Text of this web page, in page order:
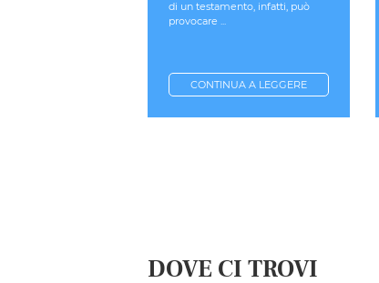
di un testamento, infatti, può
provocare ...
CONTINUA A LEGGERE
DOVE CI TROVI